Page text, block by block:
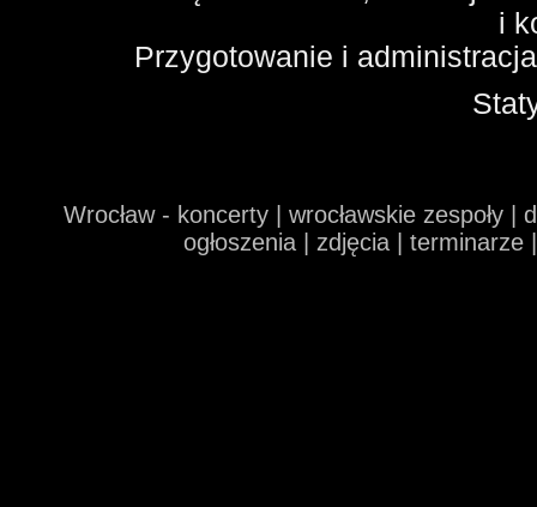
i
Przygotowanie i
Wrocław - koncerty | wrocławskie zespoły
ogłoszenia | zdjęcia |